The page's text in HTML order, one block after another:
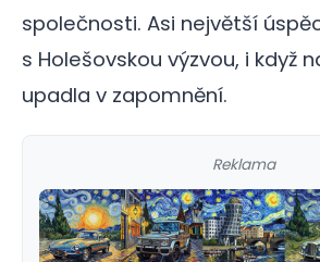
společnosti. Asi největší
s Holešovskou výzvou, i když
upadla v zapomnění.
Reklama